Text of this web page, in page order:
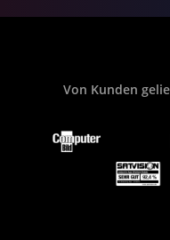
Von Kunden